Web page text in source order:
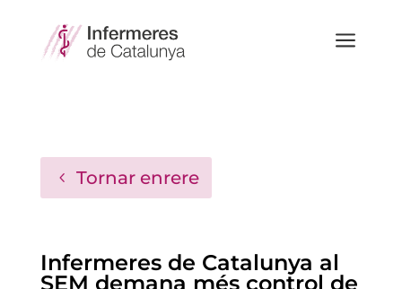
a
Tornar enrere
Infermeres de Catalunya al
SEM demana més control de